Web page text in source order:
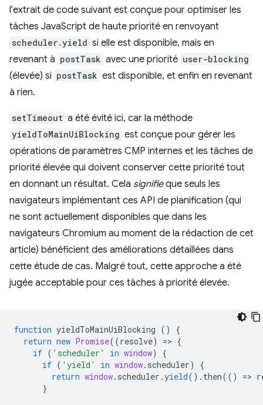
l'extrait de code suivant est conçue pour optimiser les
tâches JavaScript de haute priorité en renvoyant
scheduler.yield si elle est disponible, mais en
revenant à postTask avec une priorité user-blocking
(élevée) si postTask est disponible, et enfin en revenant
à rien.
setTimeout a été évité ici, car la méthode
yieldToMainUiBlocking est conçue pour gérer les
opérations de paramètres CMP internes et les tâches de
priorité élevée qui doivent conserver cette priorité tout
en donnant un résultat. Cela signifieque seuls les
navigateurs implémentant ces API de planification (qui
ne sont actuellement disponibles que dans les
navigateurs Chromium au moment de la rédaction de cet
article) bénéficient des améliorations détaillées dans
cette étude de cas. Malgré tout, cette approche a été
jugée acceptable pour ces tâches à priorité élevée.
function yieldToMainUiBlocking ()
{
return new Promise((resolve) => {
if ( 'scheduler' in window)
{
if ( 'yield' in window. scheduler)
{
return window. scheduler .yield(). then(() =>
}